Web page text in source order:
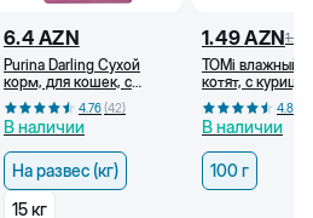
6.4 AZN
Purina Darling Сухой
корм, для кошек, c
мясом с овощами (кг)
4.76(42)
В наличии
На развес (кг)
15 кг
1.49AZN1.9
TOMi влажный
котят, с
паштете, 100 г
4.83
В наличии
100 г